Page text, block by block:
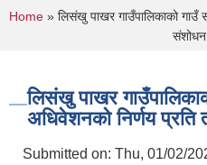
You are here
Home » लिसंखु पाखर गाउँपालिकाको
लिसंखु पाखर
अधिवेशनको निर्णय
Submitted on: Thu, 01/02/